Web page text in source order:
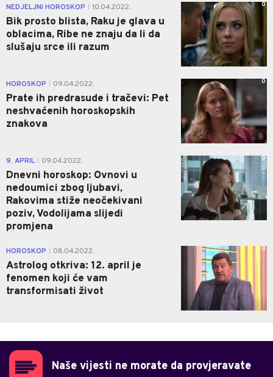
NEDJELJNI HOROSKOP 10.04.2022.
Bik prosto blista, Raku je glava u
oblacima, Ribe ne znaju da li da
slušaju srce ili razum
0
HOROSKOP 09.04.2022.
Prate ih predrasude i tračevi: Pet
neshvaćenih horoskopskih
znakova
0
9. APRIL 09.04.2022.
Dnevni horoskop: Ovnovi u
nedoumici zbog ljubavi,
Rakovima stiže neočekivani
poziv, Vodolijama slijedi
promjena
0
HOROSKOP 08.04.2022.
Astrolog otkriva: 12. april je
fenomen koji će vam
transformisati život
0
Naše vijesti ne morate da provjeravate